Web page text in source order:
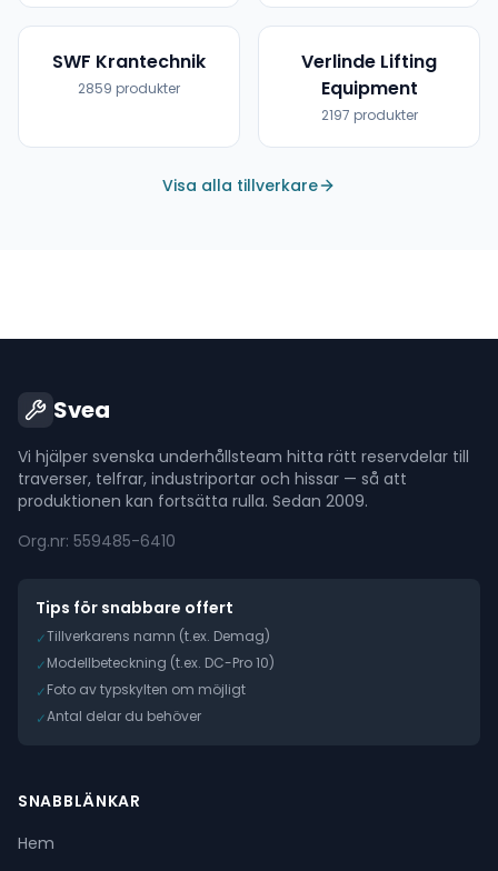
SWF Krantechnik
2859 produkter
Verlinde Lifting
Equipment
2197 produkter
Visa alla tillverkare
Svea
Vi hjälper svenska underhållsteam hitta rätt reservdelar till
traverser, telfrar, industriportar och hissar — så att
produktionen kan fortsätta rulla. Sedan 2009.
Org.nr: 559485-6410
Tips för snabbare offert
✓Tillverkarens namn (t.ex. Demag)
✓Modellbeteckning (t.ex. DC-Pro 10)
✓Foto av typskylten om möjligt
✓Antal delar du behöver
SNABBLÄNKAR
Hem